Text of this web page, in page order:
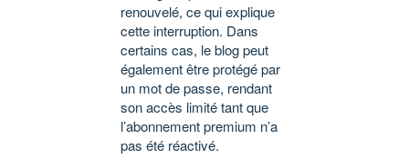
renouvelé, ce qui explique
cette interruption. Dans
certains cas, le blog peut
également être protégé par
un mot de passe, rendant
son accès limité tant que
l’abonnement premium n’a
pas été réactivé.